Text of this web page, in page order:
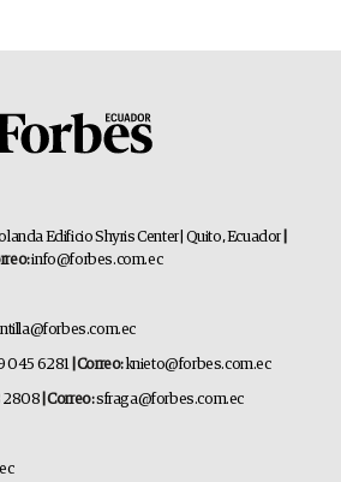
Edificio Shyris Center | Quito, Ecuador
info@forbes.com.ec
045 6281 | Correo: knieto@forbes.com.ec
2808 | Correo:sfraga@forbes.com.ec